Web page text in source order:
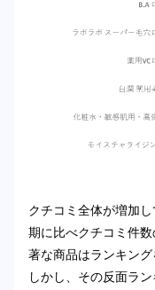
クチコミ全体が増加
期に比べクチコミ件
著な商品はランキング
しかし、その反面ラ